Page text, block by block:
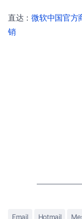
直达：微软中国官方
销
Email Hotmail